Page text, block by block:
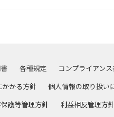
各種規定
コンプライアン
かかる方針
個人情報の取り扱い
護等管理方針
利益相反管理方